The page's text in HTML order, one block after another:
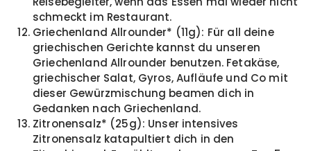
schmeckt im Restaurant.
Griechenland Allrounder* (11g): Für all deine
griechischen Gerichte kannst du unseren
Griechenland Allrounder benutzen. Fetakäse,
griechischer Salat, Gyros, Aufläufe und Co mit
dieser Gewürzmischung beamen dich in
Gedanken nach Griechenland.
Zitronensalz* (25g): Unser intensives
Zitronensalz katapultiert dich in den